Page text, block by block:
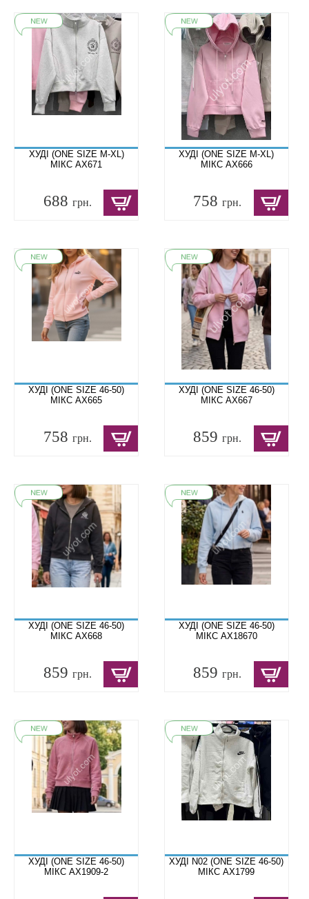
ХУДІ (ONE SIZE M-XL)
МІКС AX671
688 грн.
ХУДІ (ONE SIZE M-XL)
МІКС AX666
758грн.
ХУДІ (ONE SIZE 46-50)
МІКС AX665
758 грн.
ХУДІ (ONE SIZE 46-50)
МІКС AX667
859грн.
ХУДІ (ONE SIZE 46-50)
МІКС AX668
859 грн.
ХУДІ (ONE SIZE 46-50)
МІКС AX18670
859грн.
ХУДІ (ONE SIZE 46-50)
МІКС AX1909-2
ХУДІ N02 (ONE SIZE 46-50)
МІКС AX1799